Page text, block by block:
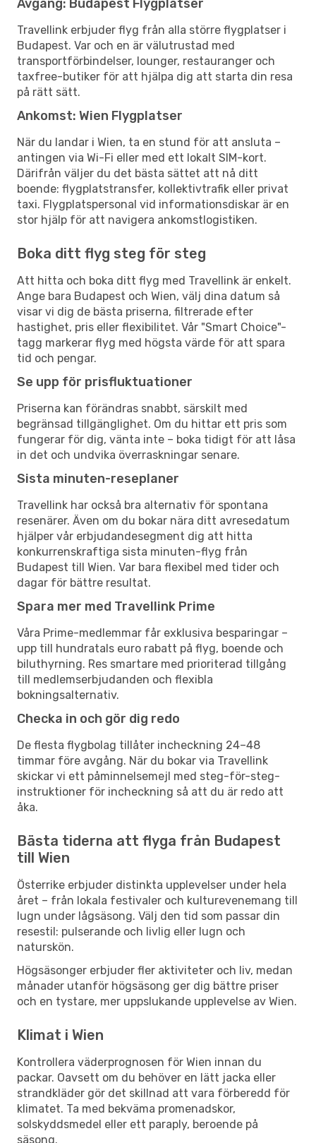
Avgång: Budapest Flygplatser
Travellink erbjuder flyg från alla större flygplatser i
Budapest. Var och en är välutrustad med
transportförbindelser, lounger, restauranger och
taxfree-butiker för att hjälpa dig att starta din resa
på rätt sätt.
Ankomst: Wien Flygplatser
När du landar i Wien, ta en stund för att ansluta –
antingen via Wi-Fi eller med ett lokalt SIM-kort.
Därifrån väljer du det bästa sättet att nå ditt
boende: flygplatstransfer, kollektivtrafik eller privat
taxi. Flygplatspersonal vid informationsdiskar är en
stor hjälp för att navigera ankomstlogistiken.
Boka ditt flyg steg för steg
Att hitta och boka ditt flyg med Travellink är enkelt.
Ange bara Budapest och Wien, välj dina datum så
visar vi dig de bästa priserna, filtrerade efter
hastighet, pris eller flexibilitet. Vår "Smart Choice"-
tagg markerar flyg med högsta värde för att spara
tid och pengar.
Se upp för prisfluktuationer
Priserna kan förändras snabbt, särskilt med
begränsad tillgänglighet. Om du hittar ett pris som
fungerar för dig, vänta inte – boka tidigt för att låsa
in det och undvika överraskningar senare.
Sista minuten-reseplaner
Travellink har också bra alternativ för spontana
resenärer. Även om du bokar nära ditt avresedatum
hjälper vår erbjudandesegment dig att hitta
konkurrenskraftiga sista minuten-flyg från
Budapest till Wien. Var bara flexibel med tider och
dagar för bättre resultat.
Spara mer med Travellink Prime
Våra Prime-medlemmar får exklusiva besparingar –
upp till hundratals euro rabatt på flyg, boende och
biluthyrning. Res smartare med prioriterad tillgång
till medlemserbjudanden och flexibla
bokningsalternativ.
Checka in och gör dig redo
De flesta flygbolag tillåter incheckning 24–48
timmar före avgång. När du bokar via Travellink
skickar vi ett påminnelsemejl med steg-för-steg-
instruktioner för incheckning så att du är redo att
åka.
Bästa tiderna att flyga från Budapest
till Wien
Österrike erbjuder distinkta upplevelser under hela
året – från lokala festivaler och kulturevenemang till
lugn under lågsäsong. Välj den tid som passar din
resestil: pulserande och livlig eller lugn och
naturskön.
Högsäsonger erbjuder fler aktiviteter och liv, medan
månader utanför högsäsong ger dig bättre priser
och en tystare, mer uppslukande upplevelse av Wien.
Klimat i Wien
Kontrollera väderprognosen för Wien innan du
packar. Oavsett om du behöver en lätt jacka eller
strandkläder gör det skillnad att vara förberedd för
klimatet. Ta med bekväma promenadskor,
solskyddsmedel eller ett paraply, beroende på
säsong.